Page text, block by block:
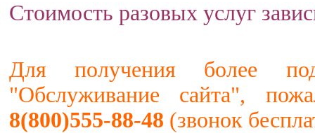
Стоимость разовых услуг
Для получения более
"Обслуживание сайта",
8(800)555-88-48 (звонок